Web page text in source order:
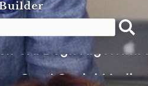
Degli Algoritmi
Con I Social
Di Valore O Solo